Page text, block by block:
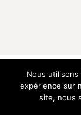
Nous
expérience sur
site, nous